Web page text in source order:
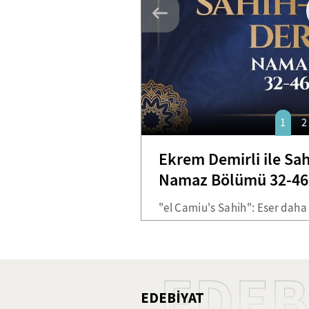
Ekrem Demirli ile
Namaz Bölümü 32-
"el Camiu's Sahih": Eser
göre hadis belirleyerek on
toplayabilmiştir. Kendi tabiri
abdesti almış ve Efendimizin
1 2
EDEBİYAT